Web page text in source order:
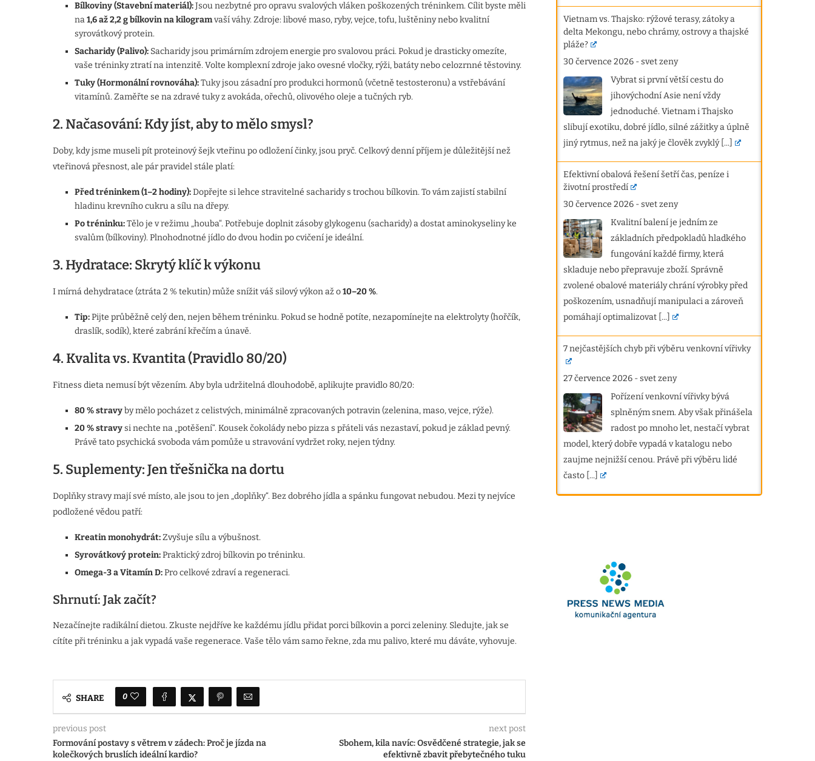
Bílkoviny (Stavební materiál):Jsou nezbytné pro opravu svalových vláken poškozených tréninkem. Cílit byste měli
na1,6 až 2,2 g bílkovin na kilogramvaší váhy. Zdroje: libové maso, ryby, vejce, tofu, luštěniny nebo kvalitní
syrovátkový protein.
Sacharidy (Palivo): Sacharidy jsou primárním zdrojem energie pro svalovou práci. Pokud je drasticky omezíte,
vaše tréninky ztratí na intenzitě. Volte komplexní zdroje jako ovesné vločky, rýži, batáty nebo celozrnné těstoviny.
Tuky (Hormonální rovnováha):Tuky jsou zásadní pro produkci hormonů (včetně testosteronu) a vstřebávání
vitamínů. Zaměřte se na zdravé tuky z avokáda, ořechů, olivového oleje a tučných ryb.
2. Načasování: Kdy jíst, aby to mělo smysl?
Doby, kdy jsme museli pít proteinový šejk vteřinu po odložení činky, jsou pryč. Celkový denní příjem je důležitější než
vteřinová přesnost, ale pár pravidel stále platí:
Před tréninkem (1–2 hodiny):Dopřejte si lehce stravitelné sacharidy s trochou bílkovin. To vám zajistí stabilní
hladinu krevního cukru a sílu na dřepy.
Po tréninku:Tělo je v režimu „houba“. Potřebuje doplnit zásoby glykogenu (sacharidy) a dostat aminokyseliny ke
svalům (bílkoviny). Plnohodnotné jídlo do dvou hodin po cvičení je ideální.
3. Hydratace: Skrytý klíč k výkonu
I mírná dehydratace (ztráta 2 % tekutin) může snížit váš silový výkon až o10–20 %.
Tip:Pijte průběžně celý den, nejen během tréninku. Pokud se hodně potíte, nezapomínejte na elektrolyty (hořčík,
draslík, sodík), které zabrání křečím a únavě.
4. Kvalita vs. Kvantita (Pravidlo 80/20)
Fitness dieta nemusí být vězením. Aby byla udržitelná dlouhodobě, aplikujte pravidlo 80/20:
80 % stravyby mělo pocházet z celistvých, minimálně zpracovaných potravin (zelenina, maso, vejce, rýže).
20 % stravysi nechte na „potěšení“. Kousek čokolády nebo pizza s přáteli vás nezastaví, pokud je základ pevný.
Právě tato psychická svoboda vám pomůže u stravování vydržet roky, nejen týdny.
5. Suplementy: Jen třešnička na dortu
Doplňky stravy mají své místo, ale jsou to jen „doplňky“. Bez dobrého jídla a spánku fungovat nebudou. Mezi ty nejvíce
podložené vědou patří:
Kreatin monohydrát:Zvyšuje sílu a výbušnost.
Syrovátkový protein:Praktický zdroj bílkovin po tréninku.
Omega-3 a Vitamín D:Pro celkové zdraví a regeneraci.
Shrnutí: Jak začít?
Nezačínejte radikální dietou. Zkuste nejdříve ke každému jídlu přidat porci bílkovin a porci zeleniny. Sledujte, jak se
cítíte při tréninku a jak vypadá vaše regenerace. Vaše tělo vám samo řekne, zda mu palivo, které mu dáváte, vyhovuje.
SHARE 0
previous post
Formování postavy s větrem v zádech: Proč je jízda na
kolečkových bruslích ideální kardio?
next post
Sbohem, kila navíc: Osvědčené strategie, jak se
efektivně zbavit přebytečného tuku
Vietnam vs. Thajsko: rýžové terasy, zátoky a
delta Mekongu, nebo chrámy, ostrovy a thajské
pláže?
30 července 2026 -svet zeny
Vybrat si první větší cestu do
jihovýchodní Asie není vždy
jednoduché. Vietnam i Thajsko
slibují exotiku, dobré jídlo, silné zážitky a úplně
jiný rytmus, než na jaký je člověk zvyklý [...]
Efektivní obalová řešení šetří čas, peníze i
životní prostředí
30 července 2026 -svet zeny
Kvalitní balení je jedním ze
základních předpokladů hladkého
fungování každé firmy, která
skladuje nebo přepravuje zboží. Správně
zvolené obalové materiály chrání výrobky před
poškozením, usnadňují manipulaci a zároveň
pomáhají optimalizovat [...]
7 nejčastějších chyb při výběru venkovní vířivky
27 července 2026 -svet zeny
Pořízení venkovní vířivky bývá
splněným snem. Aby však přinášela
radost po mnoho let, nestačí vybrat
model, který dobře vypadá v katalogu nebo
zaujme nejnižší cenou. Právě při výběru lidé
často [...]